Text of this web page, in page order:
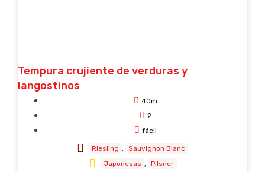
Tempura crujiente de verduras y
langostinos
40m
2
fácil
Riesling
Sauvignon Blanc
Japonesas
Pilsner